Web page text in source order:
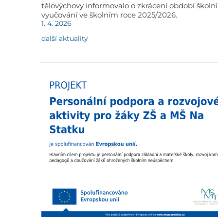
tělovýchovy informovalo o zkrácení období
vyučování ve školním roce 2025/2026.
1. 4. 2026
další aktuality